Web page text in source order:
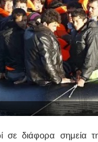
διάφορα σημεία